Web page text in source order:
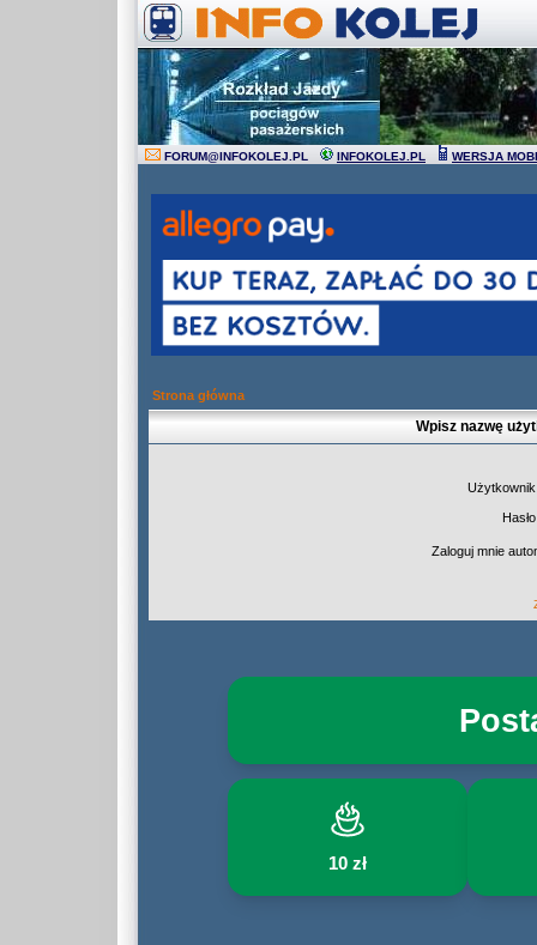
FORUM@INFOKOLEJ.PL INFOKOLEJ.PL WERSJA
Strona główna
Wpisz nazwę
Zaloguj mnie
10 zł